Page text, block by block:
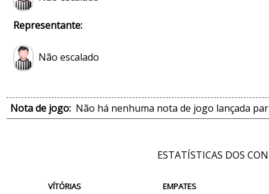
Representante:
Não escalado
Nota de jogo: Não há nenhuma nota de jogo lançada
ESTATÍSTICAS DOS
VÍTÓRIAS EMPATES